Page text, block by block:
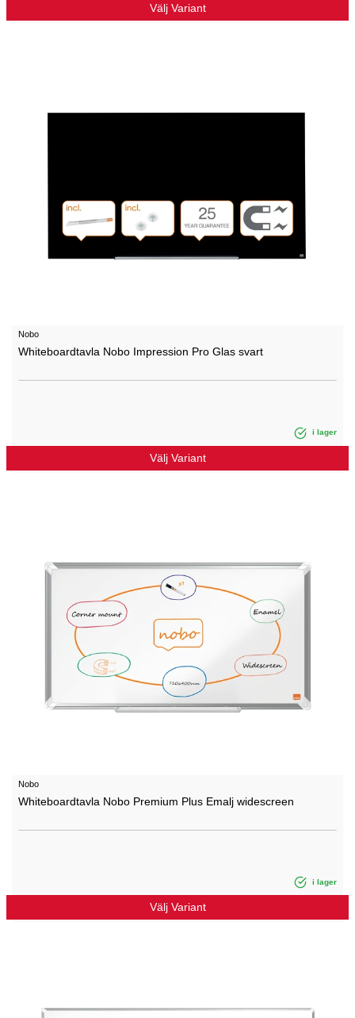
Välj Variant
Nobo
Whiteboardtavla Nobo Impression Pro Glas svart
i lager
Välj Variant
Nobo
Whiteboardtavla Nobo Premium Plus Emalj widescreen
i lager
Välj Variant